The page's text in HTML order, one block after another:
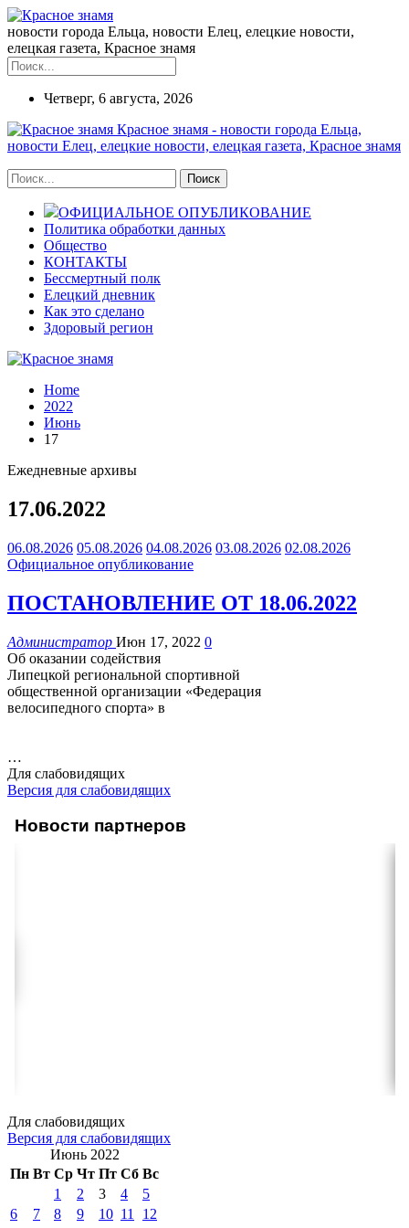
новости города Ельца, новости Елец, елецкие новости,
елецкая газета, Красное знамя
Четверг, 6 августа, 2026
Красное знамя - новости города Ельца,
новости Елец, елецкие новости, елецкая газета, Красное знамя
ОФИЦИАЛЬНОЕ ОПУБЛИКОВАНИЕ
Политика обработки данных
Общество
КОНТАКТЫ
Бессмертный полк
Елецкий дневник
Как это сделано
Здоровый регион
Home
2022
Июнь
17
Ежедневные архивы
17.06.2022
06.08.2026 05.08.2026 04.08.2026 03.08.2026 02.08.2026
Официальное опубликование
ПОСТАНОВЛЕНИЕ ОТ 18.06.2022
Администратор Июн 17, 2022 0
Об оказании содействия
Липецкой региональной спортивной
общественной организации «Федерация
велосипедного спорта» в
…
Для слабовидящих
Версия для слабовидящих
Новости партнеров
Для слабовидящих
Версия для слабовидящих
Июнь 2022
Пн Вт Ср Чт Пт Сб Вс
1
2 3 4
5
6
7 8 9 10 11
12